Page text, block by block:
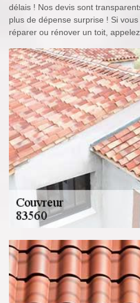
délais ! Nos devis sont
plus de dépense surprise ! Si
réparer ou rénover un toit,